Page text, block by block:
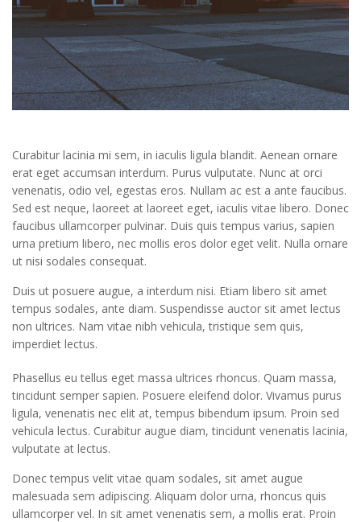
Curabitur lacinia mi sem, in iaculis ligula blandit. Aenean ornare
erat eget accumsan interdum. Purus vulputate. Nunc at orci
venenatis, odio vel, egestas eros. Nullam ac est a ante faucibus.
Sed est neque, laoreet at laoreet eget, iaculis vitae libero. Donec
faucibus ullamcorper pulvinar. Duis quis tempus varius, sapien
urna pretium libero, nec mollis eros dolor eget velit. Nulla ornare
ut nisi sodales consequat.
Duis ut posuere augue, a interdum nisi. Etiam libero sit amet
tempus sodales, ante diam. Suspendisse auctor sit amet lectus
non ultrices. Nam vitae nibh vehicula, tristique sem quis,
imperdiet lectus.
Phasellus eu tellus eget massa ultrices rhoncus. Quam massa,
tincidunt semper sapien. Posuere eleifend dolor. Vivamus purus
ligula, venenatis nec elit at, tempus bibendum ipsum. Proin sed
vehicula lectus. Curabitur augue diam, tincidunt venenatis lacinia,
vulputate at lectus.
Donec tempus velit vitae quam sodales, sit amet augue
malesuada sem adipiscing. Aliquam dolor urna, rhoncus quis
ullamcorper vel. In sit amet venenatis sem, a mollis erat. Proin